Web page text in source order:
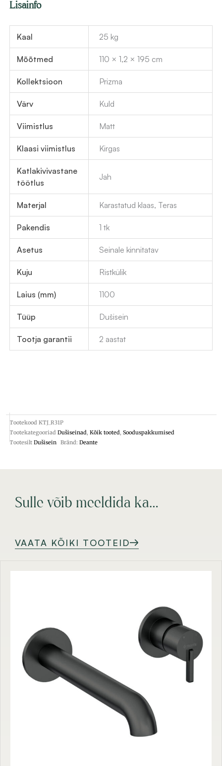
€
kuld
Lisainfo
Kaal 25 kg
Mõõtmed 110 × 1,2 × 195 cm
Kollektsioon Prizma
Värv Kuld
Viimistlus Matt
Klaasi viimistlus Kirgas
Katlakivivastane
töötlus
Jah
Materjal Karastatud klaas, Teras
Pakendis 1 tk
Asetus Seinale kinnitatav
Kuju Ristkülik
Laius (mm) 1100
Tüüp Dušisein
Tootja garantii 2 aastat
Tootekood KTJ_R31P
Tootekategooriad Dušiseinad, Kõik tooted, Sooduspakkumised
Tootesilt Dušisein Bränd: Deante
Sulle võib meeldida ka…
VAATA KÕIKI TOOTEID